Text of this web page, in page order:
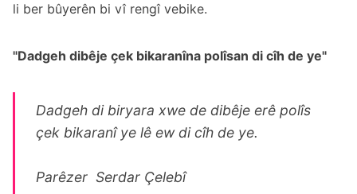
li ber bûyerên bi vî rengî vebike.
"Dadgeh dibêje çek bikaranîna polîsan di cîh de ye"
Dadgeh di biryara xwe de dibêje erê polîs
çek bikaranî ye lê ew di cîh de ye.
Parêzer Serdar Çelebî